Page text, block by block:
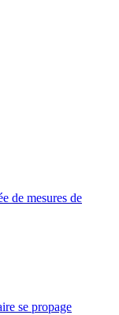
de mesures de
se propage